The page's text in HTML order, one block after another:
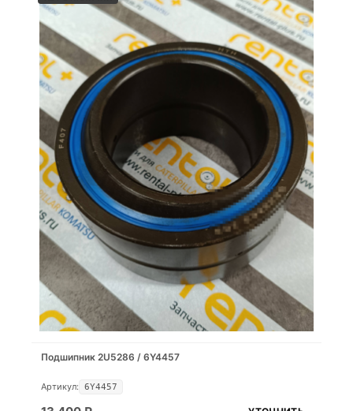
Подшипник 2U5286 / 6Y4457
Артикул: 6Y4457